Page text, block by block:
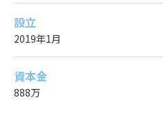
設立
2019年1月
資本金
888万